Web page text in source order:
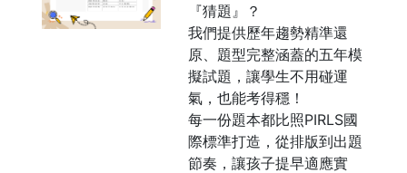
『猜題』？
我們提供歷年趨勢精準還
原、題型完整涵蓋的五年模
擬試題，讓學生不用碰運
氣，也能考得穩！
每一份題本都比照PIRLS國
際標準打造，從排版到出題
節奏，讓孩子提早適應實